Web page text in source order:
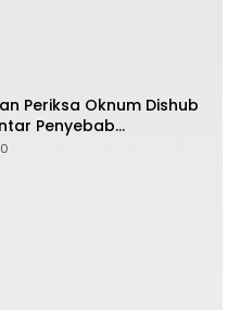
Periksa Oknum Dishub
Penyebab
Retribusi Parkir
0